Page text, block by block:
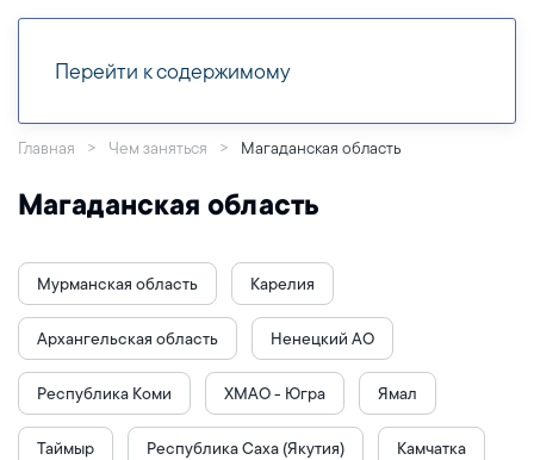
Перейти к содержимому
Главная Чем заняться Магаданская область
Магаданская область
Мурманская область Карелия
Архангельская область Ненецкий АО
Республика Коми ХМАО - Югра Ямал
Таймыр Республика Саха (Якутия) Камчатка